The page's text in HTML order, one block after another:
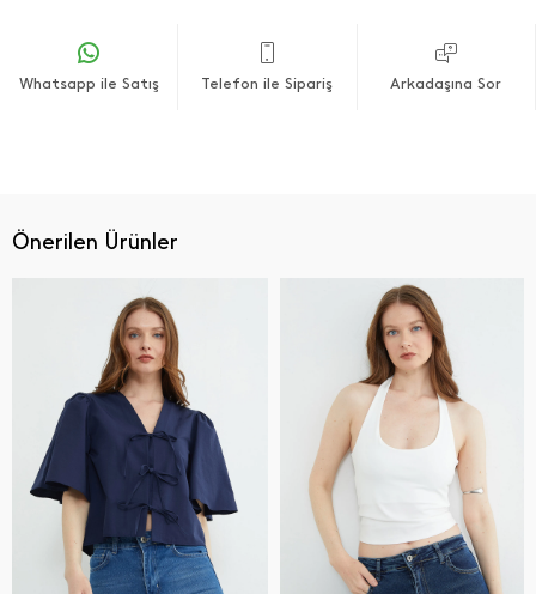
Whatsapp ile Satış Telefon ile Sipariş Arkadaşına Sor
Önerilen Ürünler